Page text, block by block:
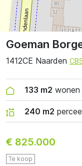
Goeman
1412CE Naarden
133 m2 wonen
240 m2
€ 825.000
Te koop